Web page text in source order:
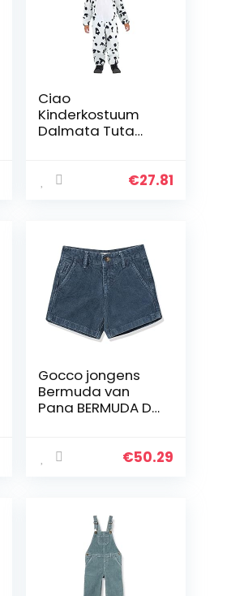
Ciao
Kinderkostuum
Dalmata Tuta
kinderen,
€27.81
Gocco jongens
Bermuda van
Pana BERMUDA DE
€50.29